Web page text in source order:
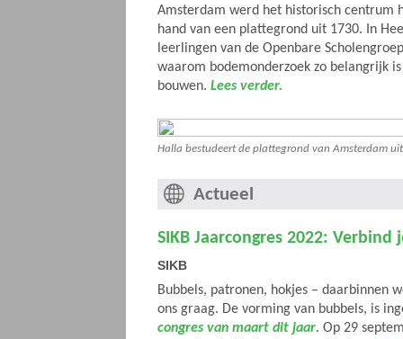
Amsterdam werd het historisch centrum
hand van een plattegrond uit 1730. In
leerlingen van de Openbare
waarom bodemonderzoek zo belangrijk
bouwen. Lees verder.
Halla bestudeert de plattegrond van Amsterdam
Actueel
SIKB Jaarcongres 2022: Verbind
SIKB
Bubbels, patronen, hokjes – daarbinnen
ons graag. De vorming van bubbels, is
congres van maart dit jaar. Op 29